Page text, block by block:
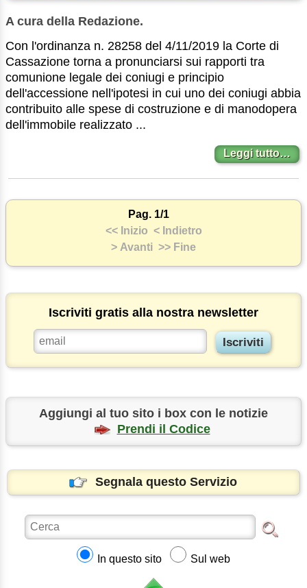
A cura della Redazione.
Con l'ordinanza n. 28258 del 4/11/2019 la Corte di
Cassazione torna a pronunciarsi sui rapporti tra
comunione legale dei coniugi e principio
dell'accessione nell'ipotesi in cui uno dei coniugi abbia
contribuito alle spese di costruzione e di manodopera
dell'immobile realizzato ...
Leggi tutto…
Pag. 1/1
<< Inizio < Indietro
> Avanti >> Fine
Iscriviti gratis alla nostra newsletter
Aggiungi al tuo sito i box con le notizie
Prendi il Codice
Segnala questo Servizio
In questo sito Sul web